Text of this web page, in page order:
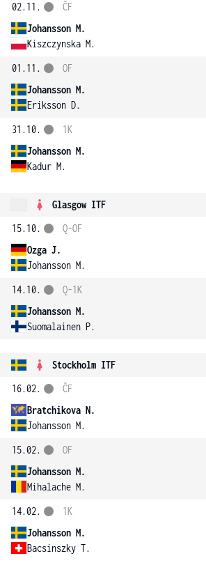
02.11.
Johansson M.
Kiszczynska M.
ČF
01.11.
Johansson M.
Eriksson D.
OF
31.10.
Johansson M.
Kadur M.
1K
Glasgow ITF
15.10.
Ozga J.
Johansson M.
Q-OF
14.10.
Johansson M.
Suomalainen P.
Q-1K
Stockholm ITF
16.02.
Bratchikova N.
Johansson M.
ČF
15.02.
Johansson M.
Mihalache M.
OF
14.02.
Johansson M.
Bacsinszky T.
1K